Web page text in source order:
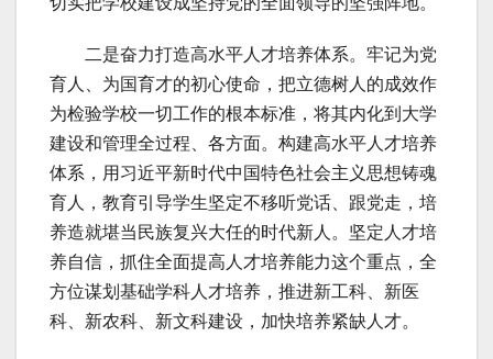
二是奋力打造高水平人才培养体系。牢记为党
育人、为国育才的初心使命，把立德树人的成效作
为检验学校一切工作的根本标准，将其内化到大学
建设和管理全过程、各方面。构建高水平人才培养
体系，用习近平新时代中国特色社会主义思想铸魂
育人，教育引导学生坚定不移听党话、跟党走，培
养造就堪当民族复兴大任的时代新人。坚定人才培
养自信，抓住全面提高人才培养能力这个重点，全
方位谋划基础学科人才培养，推进新工科、新医
科、新农科、新文科建设，加快培养紧缺人才。